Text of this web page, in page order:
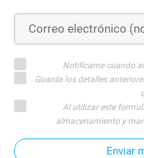
Notifícame cuando
Guarda los detalles
Al utilizar este
almacenamiento y
Enviar